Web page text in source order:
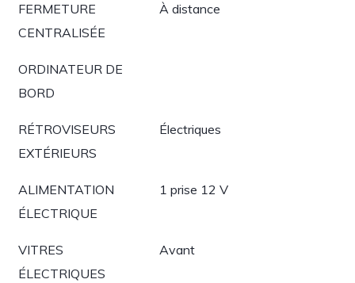
FERMETURE
CENTRALISÉE
À distance
ORDINATEUR DE
BORD
RÉTROVISEURS
EXTÉRIEURS
Électriques
ALIMENTATION
ÉLECTRIQUE
1 prise 12 V
VITRES
ÉLECTRIQUES
Avant